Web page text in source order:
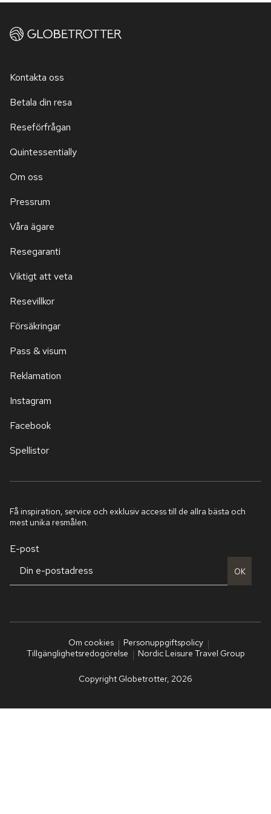
Kontakta oss
Betala din resa
Reseförfrågan
Quintessentially
Om oss
Pressrum
Våra ägare
Resegaranti
Viktigt att veta
Resevillkor
Försäkringar
Pass & visum
Reklamation
Instagram
Facebook
Spellistor
Få inspiration, service och exklusiv access till de allra bästa och
mest unika resmålen.
E-post
OK
Om cookies
Personuppgiftspolicy
Tillgänglighetsredogörelse
Nordic Leisure Travel Group
Copyright Globetrotter, 2026